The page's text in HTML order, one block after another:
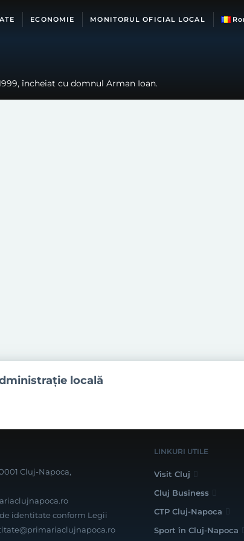
ECONOMIE MONITORUL OFICIAL LOCAL
încheiat cu domnul Arman Ioan.
locală
Cluj-Napoca,
identitate conform Legii
LINKURI UTILE
Visit Cluj
Cluj Business
CTP Cluj-Napoca
Sport în Cluj-Napoca